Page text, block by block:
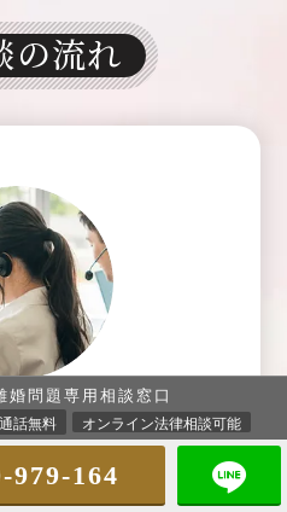
の流れ
ールにて
ください
てお問合わせください。
問題専用相談窓口
通話無料 オンライン法律相談可能
979-164